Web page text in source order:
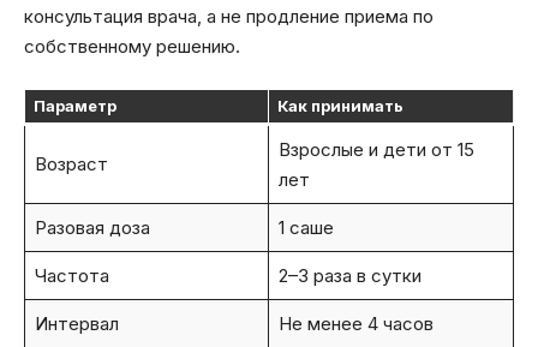
консультация врача, а не продление приема по
собственному решению.
Параметр Как принимать
Возраст
Взрослые и дети от 15
лет
Разовая доза 1 саше
Частота 2–3 раза в сутки
Интервал Не менее 4 часов